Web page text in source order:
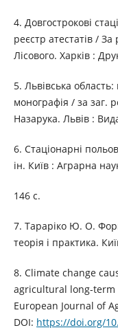
4. Довгострокові
реєстр атестатів /
Лісового. Харків :
5. Львівська
монографія / за заг.
Назарука. Львів :
6. Cтаціонарні
ін. Київ : Аграрна
146 с.
7. Тараріко Ю. О.
теорія і практика.
8. Climate change
agricultural long-term
European Journal of
DOI: https://doi.org/